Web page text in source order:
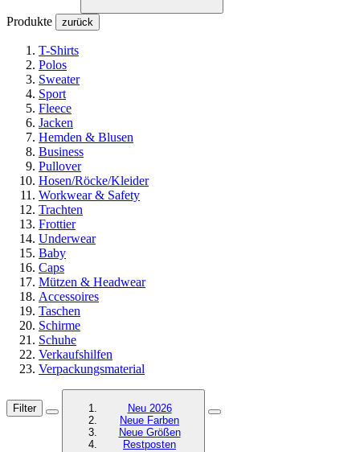
Produkte zurück
T-Shirts
Polos
Sweater
Sport
Fleece
Jacken
Hemden & Blusen
Business
Pullover
Hosen/Röcke/Kleider
Workwear & Safety
Trachten
Frottier
Underwear
Baby
Caps
Mützen & Headwear
Accessoires
Taschen
Schirme
Schuhe
Verkaufshilfen
Verpackungsmaterial
Filter
Neu 2026
Neue Farben
Neue Größen
Restposten